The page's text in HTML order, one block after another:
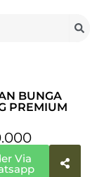
BUNGA
PREMIUM
Via